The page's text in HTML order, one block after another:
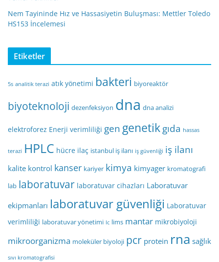
Nem Tayininde Hız ve Hassasiyetin Buluşması: Mettler Toledo
HS153 İncelemesi
Etiketler
5s analitik terazi atık yönetimi bakteri biyoreaktör
biyoteknoloji dezenfeksiyon dna dna analizi
elektroforez Enerji verimliliği gen genetikgıda hassas
terazi HPLC hücre ilaç istanbul iş ilanı iş güvenliği iş ilanı
kalite kontrol kanser kariyer kimya kimyager kromatografi
lab laboratuvar laboratuvar cihazları Laboratuvar
ekipmanları laboratuvar güvenliği Laboratuvar
verimliliği laboratuvar yönetimi lc lims mantar mikrobiyoloji
mikroorganizma moleküler biyoloji pcr protein rna sağlık
sıvı kromatografisi